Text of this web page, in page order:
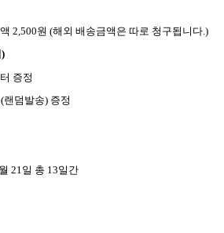
2,500원 (해외 배송금액은 따로 청구됩니다 .)
)
증정
(랜덤발송) 증정
월 21일 총 13일간